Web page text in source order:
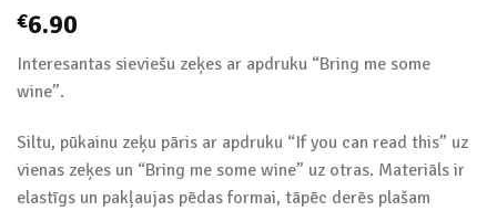
€6.90
Interesantas sieviešu zeķes ar apdruku “Bring me some
wine”.
Siltu, pūkainu zeķu pāris ar apdruku “If you can read this” uz
vienas zeķes un “Bring me some wine” uz otras. Materiāls ir
elastīgs un pakļaujas pēdas formai, tāpēc derēs plašam